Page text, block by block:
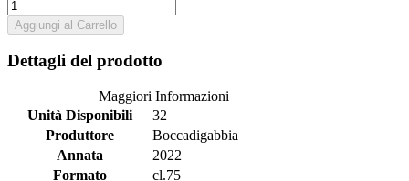
Aggiungi al Carrello
Dettagli del prodotto
Maggiori Informazioni
Unità Disponibili
32
Produttore
Boccadigabbia
Annata
2022
Formato
cl.75